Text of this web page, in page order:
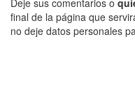
Deje sus comentarios o
final de la página que
no deje datos personales